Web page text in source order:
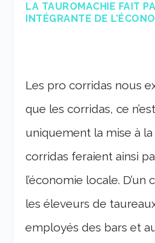
LA TAUROMACHIE FAIT
INTÉGRANTE DE
Les pro corridas nous
que les corridas, ce
uniquement la mise à
corridas feraient ainsi
l’économie locale.
les éleveurs de
employés des bars et